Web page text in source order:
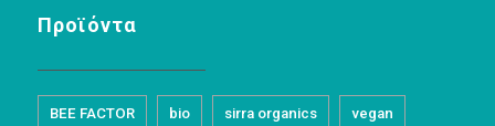
Προϊόντα
BEE FACTOR bio sirra organics vegan